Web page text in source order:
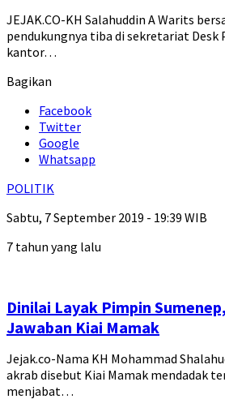
JEJAK.CO-KH Salahuddin A Warits
pendukungnya tiba di sekretariat Desk
kantor…
Bagikan
Facebook
Twitter
Google
Whatsapp
POLITIK
Sabtu, 7 September 2019 - 19:39 WIB
7 tahun yang lalu
Dinilai Layak Pimpin
Jawaban Kiai Mamak
Jejak.co-Nama KH Mohammad
akrab disebut Kiai Mamak mendadak
menjabat…